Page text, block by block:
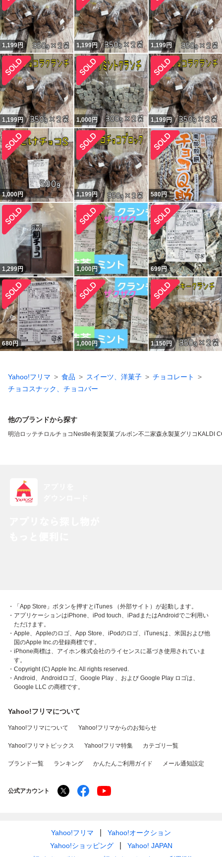
1,199円 1,199円 1,199円
1,199円 1,000円 1,199円
1,000円 1,199円 580円
1,299円 1,000円 699円
680円 1,000円 1,150円
Yahoo!フリマ 食品 スイーツ、洋菓子
チョコレート
チョコスナック、チョコバー
他のブランドから探す
明治ロッテチロルチョコ Nestle有楽製菓ブルボン不二家森永製菓グリコ KALDI
・「App Store」ボタンを押すとiTunes （外部サイト）が起動します。
・アプリケーションはiPhone、iPod touch、iPadまたはAndroidでご利用い
ただけます。
・Apple、Appleのロゴ、App Store、iPodのロゴ、iTunesは、米国および他
国のApple Inc.の登録商標です。
・iPhone商標は、アイホン株式会社のライセンスに基づき使用されていま
す。
・Copyright (C) Apple Inc. All rights reserved.
・Android、Androidロゴ、Google Play 、および Google Play ロゴは、
Google LLC の商標です。
Yahoo!フリマについて
Yahoo!フリマについて Yahoo!フリマからのお知らせ
Yahoo!フリマトピックス Yahoo!フリマ特集 カテゴリ一覧
ブランド一覧 ランキング かんたんご利用ガイド メール通知設定
公式アカウント
Yahoo!フリマ
Yahoo!オークション
Yahoo!ショッピング
Yahoo! JAPAN